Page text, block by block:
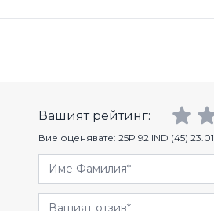
Вашият рейтинг:
Вие оценявате: 25P 92 IND (45) 23.01
Име Фамилия
Отзиви